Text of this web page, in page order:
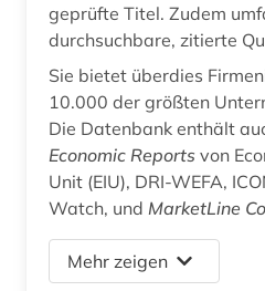
geprüfte Titel. Zudem
durchsuchbare, zitierte
Sie bietet überdies
10.000 der größten
Die Datenbank enthält
Economic Reports von
Unit (EIU), DRI-WEFA,
Watch, und MarketLine
Mehr zeigen